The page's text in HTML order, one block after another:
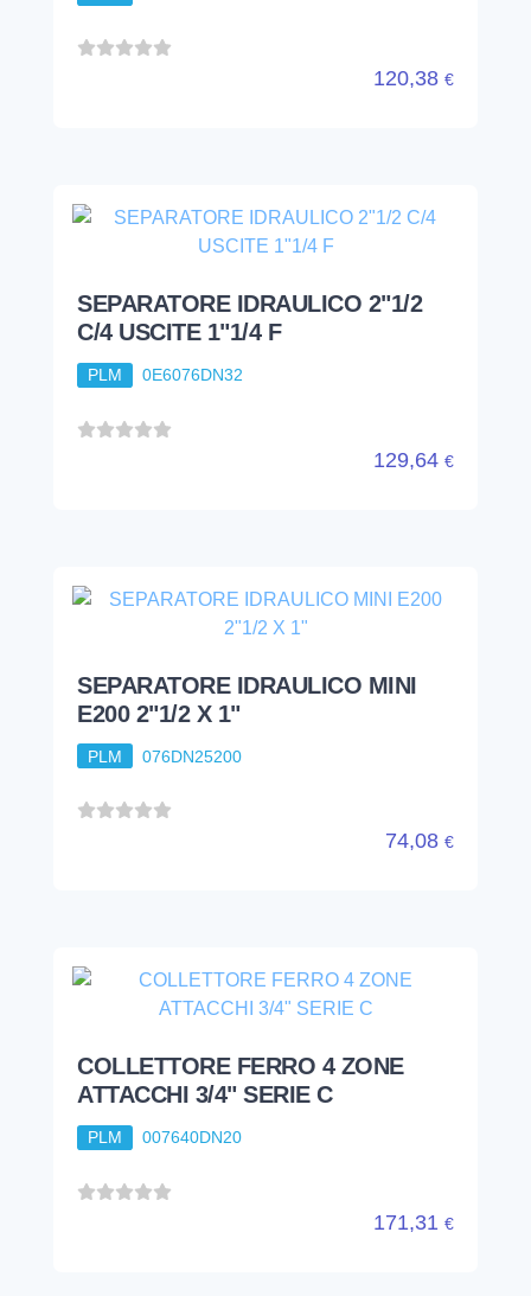
120,38 €
SEPARATORE IDRAULICO 2"1/2
C/4 USCITE 1"1/4 F
PLM 0E6076DN32
129,64 €
SEPARATORE IDRAULICO MINI
E200 2"1/2 X 1"
PLM 076DN25200
74,08 €
COLLETTORE FERRO 4 ZONE
ATTACCHI 3/4" SERIE C
PLM 007640DN20
171,31 €